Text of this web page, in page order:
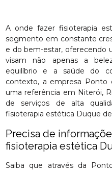
A onde fazer fisioterapia
segmento em constante
e do bem-estar, oferecendo
visam não apenas a
equilíbrio e a saúde do
contexto, a empresa Ponto
uma referência em Niterói,
de serviços de alta
fisioterapia estética Duque de
Precisa de
fisioterapia estética
Saiba que através da